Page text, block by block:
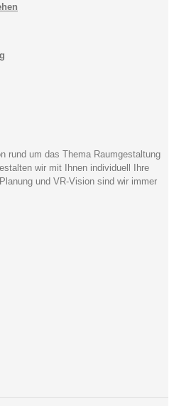
rund um das Thema Raumgestaltung
wir mit Ihnen individuell Ihre
und VR-Vision sind wir immer